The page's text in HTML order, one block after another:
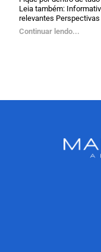
Leia também:
relevantes Perspectivas
Continuar lendo...